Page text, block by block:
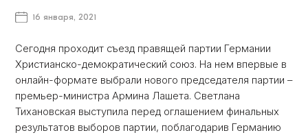
16 января, 2021
Сегодня проходит съезд правящей партии Германии
Христианско-демократический союз. На нем впервые в
онлайн-формате выбрали нового председателя партии –
премьер-министра Армина Лашета. Светлана
Тихановская выступила перед оглашением финальных
результатов выборов партии, поблагодарив Германию